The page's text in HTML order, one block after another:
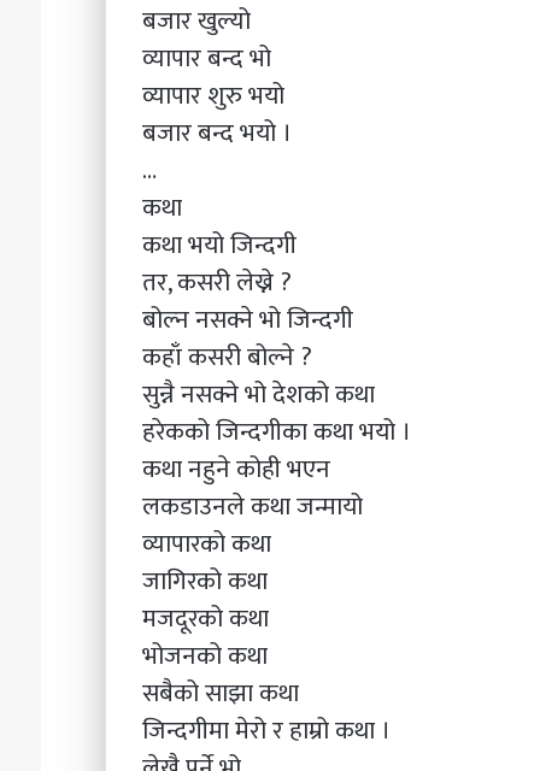
बजार खुल्यो
व्यापार बन्द भो
व्यापार शुरु भयो
बजार बन्द भयो ।
…
कथा
कथा भयो जिन्दगी
तर, कसरी लेख्ने ?
बोल्न नसक्ने भो जिन्दगी
कहाँ कसरी बोल्ने ?
सुन्नै नसक्ने भो देशको कथा
हरेकको जिन्दगीका कथा भयो ।
कथा नहुने कोही भएन
लकडाउनले कथा जन्मायो
व्यापारको कथा
जागिरको कथा
मजदूरको कथा
भोजनको कथा
सबैको साझा कथा
जिन्दगीमा मेरो र हाम्रो कथा ।